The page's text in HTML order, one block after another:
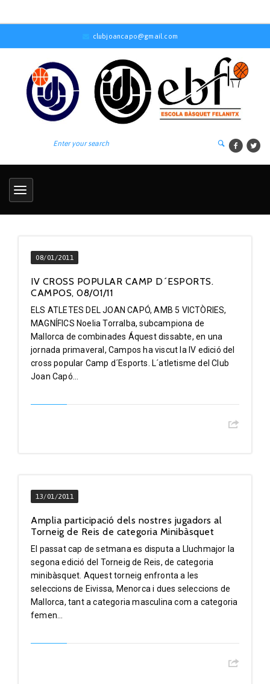
clubjoancapo@gmail.com
08/01/2011
IV CROSS POPULAR CAMP D´ESPORTS.
CAMPOS, 08/01/11
ELS ATLETES DEL JOAN CAPÓ, AMB 5 VICTÒRIES,
MAGNÍFICS Noelia Torralba, subcampiona de
Mallorca de combinades Áquest dissabte, en una
jornada primaveral, Campos ha viscut la IV edició del
cross popular Camp d´Esports. L´atletisme del Club
Joan Capó...
13/01/2011
Amplia participació dels nostres jugadors al
Torneig de Reis de categoria Minibàsquet
El passat cap de setmana es disputa a Lluchmajor la
segona edició del Torneig de Reis, de categoria
minibàsquet. Aquest torneig enfronta a les
seleccions de Eivissa, Menorca i dues seleccions de
Mallorca, tant a categoria masculina com a categoria
femen...